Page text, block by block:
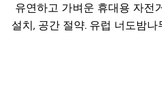
유연하고 가벼운 휴대용 자전
설치, 공간 절약. 유럽 너도밤나